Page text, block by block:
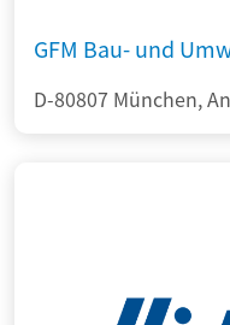
GFM Bau- und
D-80807 München,